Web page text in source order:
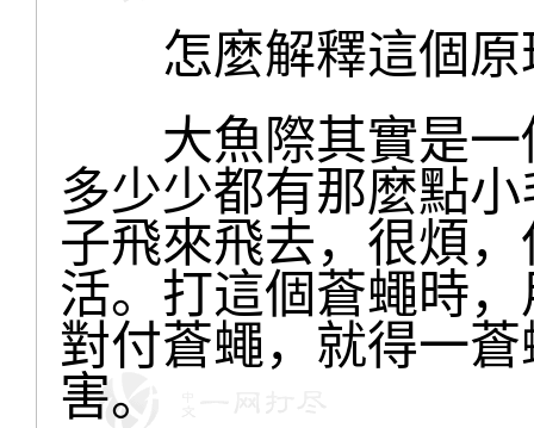
怎麼解釋這個原
大魚際其實是一
多少少都有那麼點
子飛來飛去，很煩
活。打這個蒼蠅時
對付蒼蠅，就得一
害。